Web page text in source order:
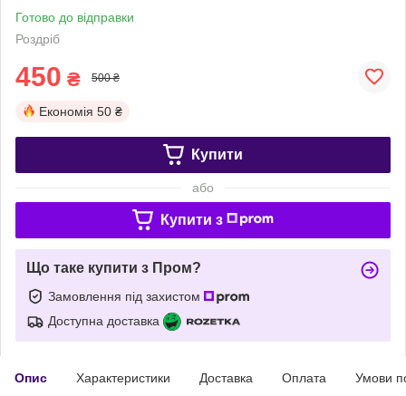
Готово до відправки
Роздріб
450 ₴ 500 ₴
Економія 50 ₴
Купити
або
Купити з
Що таке купити з Пром?
Замовлення під захистом
Доступна доставка
Опис Характеристики Доставка Оплата Умови